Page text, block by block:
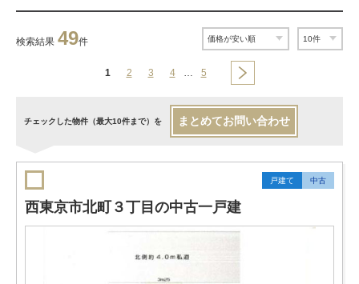
検索結果 49件
1 2 3 4 … 5
チェックした物件（最大10件まで）を まとめてお問い合わせ
戸建て 中古
西東京市北町３丁目の中古一戸建